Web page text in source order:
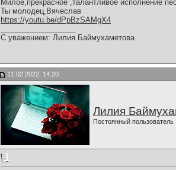
Милое,прекрасное ,талантливое исполнение
Ты молодец,Вячеслав
https://youtu.be/dPpBzSAMgX4
С уважением: Лилия Баймухаметова
11.02.2022, 14:20
Лилия
Постоянный пользователь